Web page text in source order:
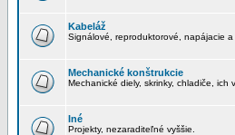
Kabeláž
Signálové, reproduktorové, napájacie a
Mechanické konštrukcie
Mechanické diely, skrinky, chladiče, ich
Iné
Projekty, nezaraditeľné vyššie.